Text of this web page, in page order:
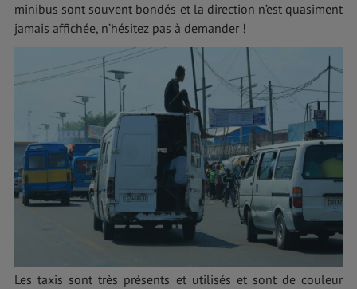
minibus sont souvent bondés et la direction n’est quasiment
jamais affichée, n’hésitez pas à demander !
Les taxis sont très présents et utilisés et sont de couleur